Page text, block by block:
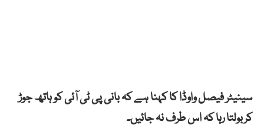
سینیٹر فیصل واوڈا کا کہنا ہے کہ بانی پی ٹی آئی کو ہاتھ جوڑ
کربولتا رہا کہ اس طرف نہ جائیں۔